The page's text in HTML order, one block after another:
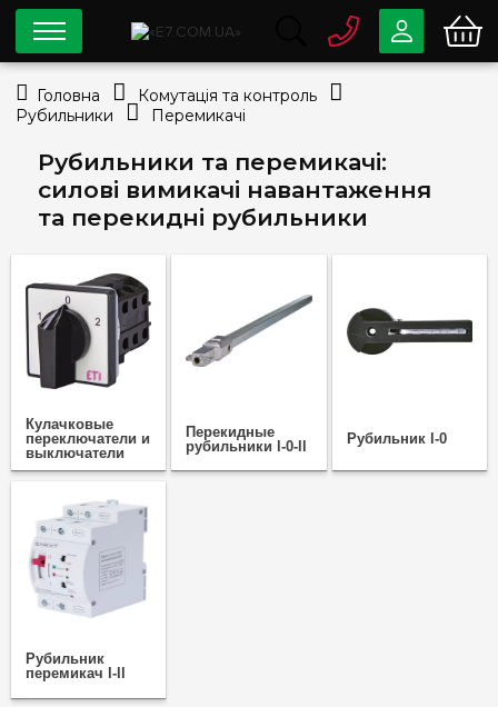
Рубильники та перемикачі:
силові вимикачі навантаження
та перекидні рубильники
Кулачковые
переключатели и
выключатели
Перекидные
рубильники l-0-ll
Рубильник l-0
Рубильник
перемикач l-ll
0 80033-63-07
044334-79-78
Viber Telegram
Головна
Комутація та контроль
Рубильники
Перемикачі